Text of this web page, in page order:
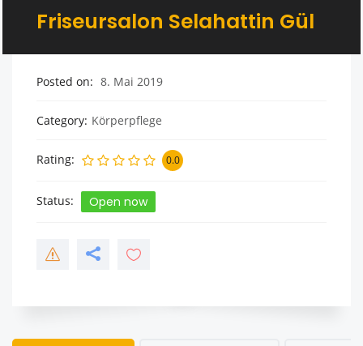
Friseursalon Selahattin Gül
Posted on 8. Mai 2019
Category Körperpflege
Rating 0.0
Status Open now